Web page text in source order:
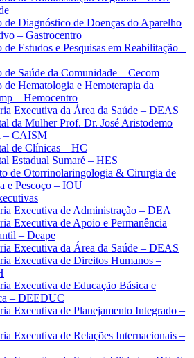
de Diagnóstico de Doenças do Aparelho
– Gastrocentro
de Estudos e Pesquisas em Reabilitação –
de Saúde da Comunidade – Cecom
de Hematologia e Hemoterapia da
– Hemocentro
Executiva da Área da Saúde – DEAS
da Mulher Prof. Dr. José Aristodemo
– CAISM
de Clínicas – HC
Estadual Sumaré – HES
de Otorrinolaringologia & Cirurgia de
e Pescoço – IOU
Executiva de Administração – DEA
Executiva de Apoio e Permanência
– Deape
Executiva da Área da Saúde – DEAS
Executiva de Direitos Humanos –
Executiva de Educação Básica e
– DEEDUC
Executiva de Planejamento Integrado –
Executiva de Relações Internacionais –